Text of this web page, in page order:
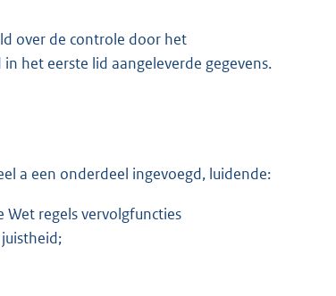
over de controle door het
het eerste lid aangeleverde gegevens.
a een onderdeel ingevoegd, luidende:
regels vervolgfuncties